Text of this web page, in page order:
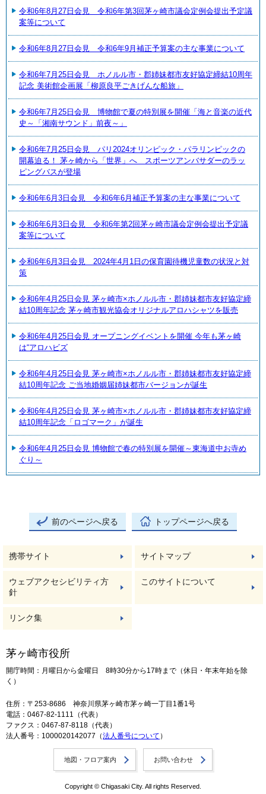
令和6年8月27日会見 令和6年第3回茅ヶ崎市議会定例会提出予定議
案等について
令和6年8月27日会見 令和6年9月補正予算案の主な事業について
令和6年7月25日会見 ホノルル市・郡姉妹都市友好協定締結10周年
記念 美術館企画展「柳原良平ごきげんな船旅」
令和6年7月25日会見 博物館で夏の特別展を開催「海と音楽の近代
史～「湘南サウンド」前夜～」
令和6年7月25日会見 パリ2024オリンピック・パラリンピックの
開幕迫る！ 茅ヶ崎から「世界」へ スポーツアンバサダーのラッ
ピングバスが登場
令和6年6月3日会見 令和6年6月補正予算案の主な事業について
令和6年6月3日会見 令和6年第2回茅ヶ崎市議会定例会提出予定議
案等について
令和6年6月3日会見 2024年4月1日の保育園待機児童数の状況と対
策
令和6年4月25日会見 茅ヶ崎市×ホノルル市・郡姉妹都市友好協定締
結10周年記念 茅ヶ崎市観光協会オリジナルアロハシャツを販売
令和6年4月25日会見 オープニングイベントを開催 今年も茅ヶ崎
は“アロハビズ
令和6年4月25日会見 茅ヶ崎市×ホノルル市・郡姉妹都市友好協定締
結10周年記念 ご当地婚姻届姉妹都市バージョンが誕生
令和6年4月25日会見 茅ヶ崎市×ホノルル市・郡姉妹都市友好協定締
結10周年記念「ロゴマーク」が誕生
令和6年4月25日会見 博物館で春の特別展を開催～東海道中お寺め
ぐり～
前のページへ戻る トップページへ戻る
携帯サイト サイトマップ
ウェブアクセシビリティ方
針
このサイトについて
リンク集
茅ヶ崎市役所
開庁時間：月曜日から金曜日 8時30分から17時まで（休日・年末年始を除
く）
住所：〒253-8686 神奈川県茅ヶ崎市茅ヶ崎一丁目1番1号
電話：0467-82-1111（代表）
ファクス：0467-87-8118（代表）
法人番号：1000020142077（法人番号について ）
地図・フロア案内 お問い合わせ
Copyright © Chigasaki City. All rights Reserved.